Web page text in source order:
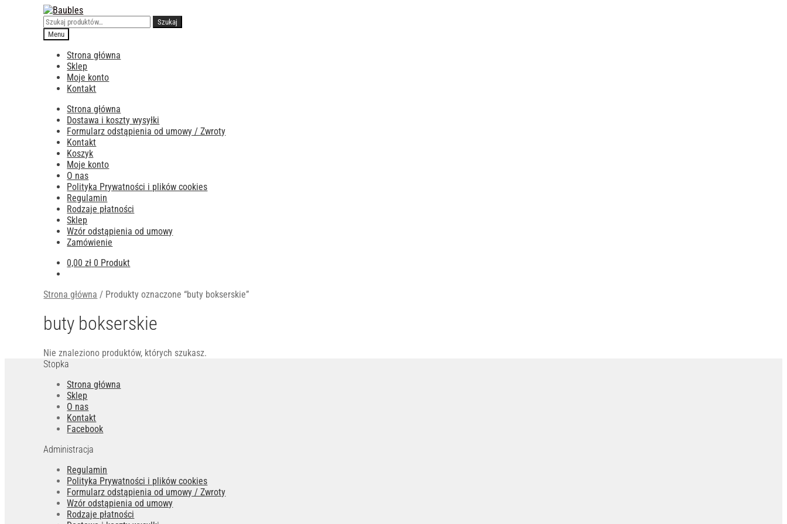
Przejdź
do
nawigacji
Przejdź
do
treści
Szukaj:
Szukaj
Menu
Strona główna
Sklep
Moje konto
Kontakt
Strona główna
Dostawa i koszty wysyłki
Formularz odstąpienia od umowy / Zwroty
Kontakt
Koszyk
Moje konto
O nas
Polityka Prywatności i plików cookies
Regulamin
Rodzaje płatności
Sklep
Wzór odstąpienia od umowy
Zamówienie
0,00zł 0 Produkt
Strona główna / Produkty oznaczone “buty bokserskie”
buty bokserskie
Nie znaleziono produktów, których szukasz.
Stopka
Strona główna
Sklep
O nas
Kontakt
Facebook
Administracja
Regulamin
Polityka Prywatności i plików cookies
Formularz odstąpienia od umowy / Zwroty
Wzór odstąpienia od umowy
Rodzaje płatności